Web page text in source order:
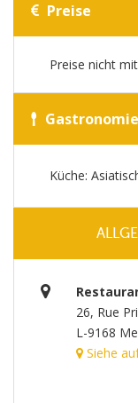
Preise
Preise nicht
Gastronomie
Küche:
26, Rue
L-9168
Siehe